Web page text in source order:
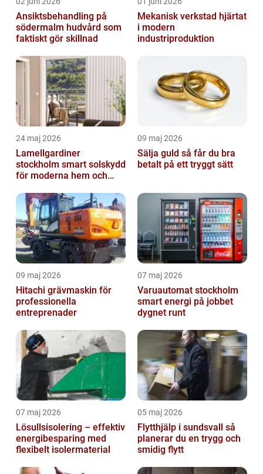
Ansiktsbehandling på
södermalm hudvård som
faktiskt gör skillnad
Mekanisk verkstad hjärtat
i modern
industriproduktion
24 maj 2026
Lamellgardiner
stockholm smart solskydd
för moderna hem och
09 maj 2026
Sälja guld så får du bra
betalt på ett tryggt sätt
09 maj 2026
Hitachi grävmaskin för
professionella
entreprenader
07 maj 2026
Varuautomat stockholm
smart energi på jobbet
dygnet runt
07 maj 2026
Lösullsisolering – effektiv
energibesparing med
flexibelt isolermaterial
05 maj 2026
Flytthjälp i sundsvall så
planerar du en trygg och
smidig flytt